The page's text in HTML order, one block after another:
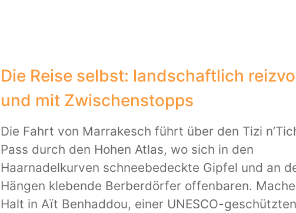
Die Reise selbst: landschaftlich
und mit Zwischenstopps
Die Fahrt von Marrakesch führt über den Tizi
Pass durch den Hohen Atlas, wo sich in den
Haarnadelkurven schneebedeckte Gipfel und an
Hängen klebende Berberdörfer offenbaren.
Halt in Aït Benhaddou, einer UNESCO-geschützten